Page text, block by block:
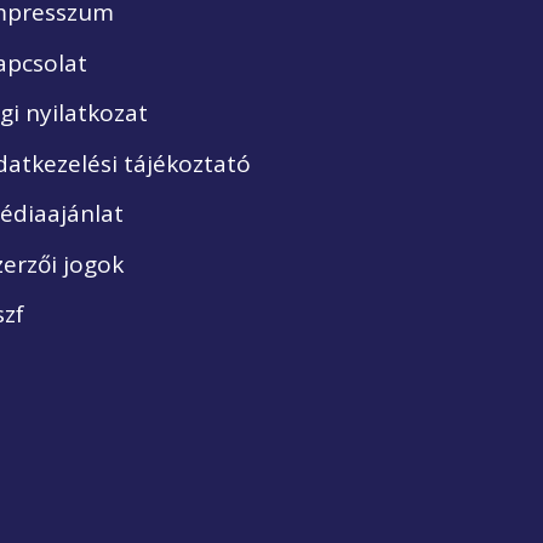
nyilatkozat
tájékoztató
jogok